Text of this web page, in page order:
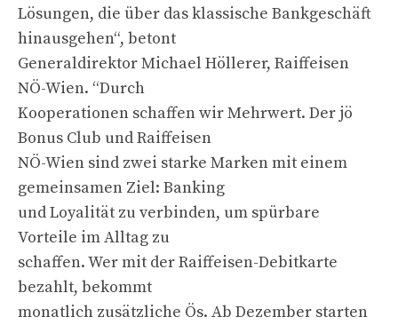
Lösungen, die über das klassische Bankgeschäft
hinausgehen“, betont
Generaldirektor Michael Höllerer, Raiffeisen
NÖ-Wien. “Durch
Kooperationen schaffen wir Mehrwert. Der jö
Bonus Club und Raiffeisen
NÖ-Wien sind zwei starke Marken mit einem
gemeinsamen Ziel: Banking
und Loyalität zu verbinden, um spürbare
Vorteile im Alltag zu
schaffen. Wer mit der Raiffeisen-Debitkarte
bezahlt, bekommt
monatlich zusätzliche Ös. Ab Dezember starten